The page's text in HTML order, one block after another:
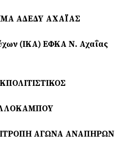
ΑΔΕΔΥ ΑΧΑΪΑΣ
(ΙΚΑ) ΕΦΚΑ Ν. Αχαΐας
ΑΓΩΝΑ ΑΝΑΠΗΡΩΝ